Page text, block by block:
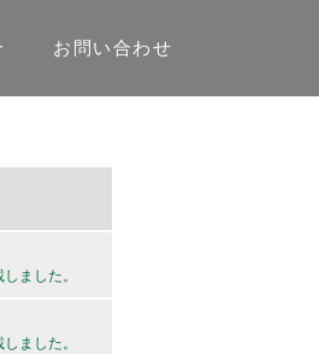
お問い合わせ
ました。
ました。